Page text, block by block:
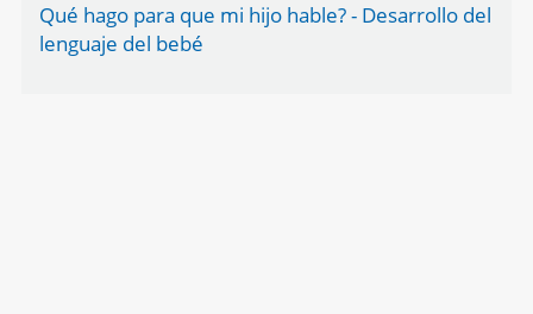
Qué hago para que mi hijo hable? - Desarrollo del
lenguaje del bebé